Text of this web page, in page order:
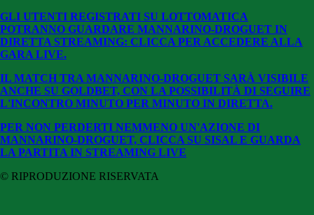
GLI UTENTI REGISTRATI SU LOTTOMATICA
POTRANNO GUARDARE MANNARINO-DROGUET IN
DIRETTA STREAMING: CLICCA PER ACCEDERE ALLA
GARA LIVE.
IL MATCH TRA MANNARINO-DROGUET SARÀ VISIBILE
ANCHE SU GOLDBET, CON LA POSSIBILITÀ DI SEGUIRE
L'INCONTRO MINUTO PER MINUTO IN DIRETTA.
PER NON PERDERTI NEMMENO UN'AZIONE DI
MANNARINO-DROGUET, CLICCA SU SISAL E GUARDA
LA PARTITA IN STREAMING LIVE
© RIPRODUZIONE RISERVATA